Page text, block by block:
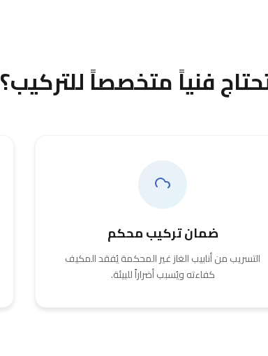
فنياً متخصصاً للتركيب؟
ضمان تركيب محكم
التسريب من أنابيب الغاز غير المحكمة يُفقد المكيف
كفاءته ويُسبب أضراراً للبيئة.